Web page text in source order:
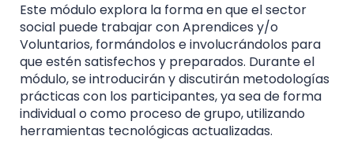
Este módulo explora la forma en que el sector
social puede trabajar con Aprendices y/o
Voluntarios, formándolos e involucrándolos para
que estén satisfechos y preparados. Durante el
módulo, se introducirán y discutirán metodologías
prácticas con los participantes, ya sea de forma
individual o como proceso de grupo, utilizando
herramientas tecnológicas actualizadas.